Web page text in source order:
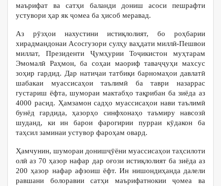
маърифат ва сатҳи баланди дониш асоси пешрафти
устувори ҳар як ҷомеа ба ҳисоб меравад.
Аз рӯзҳои нахустини истиқлолият, бо роҳбарии
хирадмандонаи Асосгузори сулҳу ваҳдати миллӣ-Пешвои
миллат, Президенти Ҷумҳурии Тоҷикистон муҳтарам
Эмомалӣ Раҳмон, ба соҳаи маориф таваҷҷуҳи махсус
зоҳир гардид. Дар натиҷаи татбиқи барномаҳои давлатӣ
шабакаи муассисаҳои таълимӣ ба таври назаррас
густариш ёфта, шумораи мактабҳо тақрибан ба зиёда аз
4000 расид. Ҳамзамон садҳо муассисаҳои нави таълимӣ
бунёд гардида, ҳазорҳо синфхонаҳо таъмиру навсозӣ
шуданд, ки ин барои фарогирии пурраи кӯдакон ба
таҳсил заминаи устувор фароҳам овард.
Ҳамчунин, шумораи донишҷӯёни муассисаҳои таҳсилоти
олӣ аз 70 ҳазор нафар дар оғози истиқлолият ба зиёда аз
200 ҳазор нафар афзоиш ёфт. Ин нишондиҳанда далели
равшани болоравии сатҳи маърифатнокии ҷомеа ва